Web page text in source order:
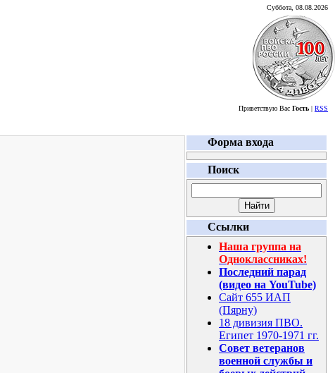
Суббота, 08.08.2026
Приветствую Вас Гость | RSS
Форма входа
Поиск
Ссылки
Наша группа на
Одноклассниках!
Последний парад
(видео на YouTube)
Сайт 655 ИАП
(Пярну)
18 дивизия ПВО.
Египет 1970-1971 гг.
Совет ветеранов
военной службы и